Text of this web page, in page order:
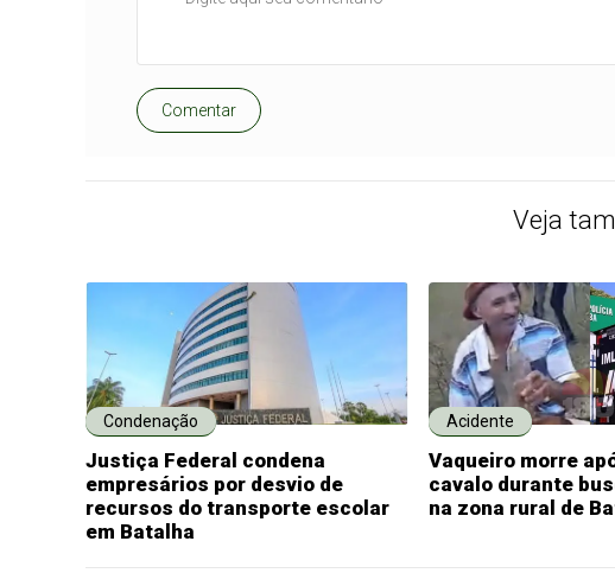
Comentar
Veja
Condenação
Justiça Federal condena
empresários por desvio de
recursos do transporte escolar
em Batalha
Acidente
Vaqueiro morre
cavalo durante
na zona rural de